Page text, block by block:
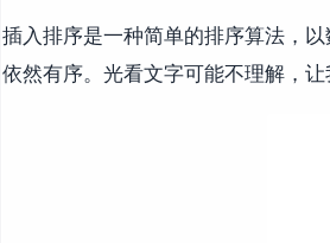
插入排序是一种简单的排序算法，
依然有序。光看文字可能不理解，让